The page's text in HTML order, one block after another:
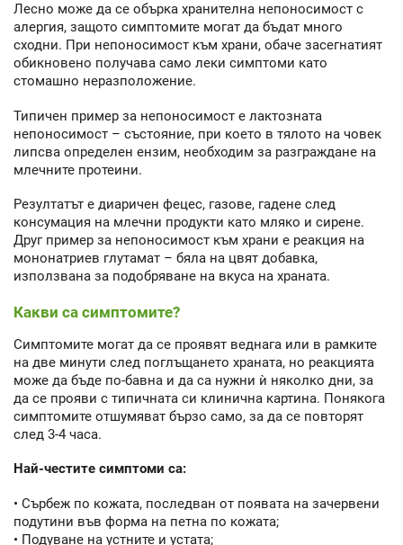
Лесно може да се обърка хранителна непоносимост с
алергия, защото симптомите могат да бъдат много
сходни. При непоносимост към храни, обаче засегнатият
обикновено получава само леки симптоми като
стомашно неразположение.
Типичен пример за непоносимост е лактозната
непоносимост – състояние, при което в тялото на човек
липсва определен ензим, необходим за разграждане на
млечните протеини.
Резултатът е диаричен фецес, газове, гадене след
консумация на млечни продукти като мляко и сирене.
Друг пример за непоносимост към храни е реакция на
мононатриев глутамат – бяла на цвят добавка,
използвана за подобряване на вкуса на храната.
Какви са симптомите?
Симптомите могат да се проявят веднага или в рамките
на две минути след поглъщането храната, но реакцията
може да бъде по-бавна и да са нужни ѝ няколко дни, за
да се прояви с типичната си клинична картина. Понякога
симптомите отшумяват бързо само, за да се повторят
след 3-4 часа.
Най-честите симптоми са:
• Сърбеж по кожата, последван от появата на зачервени
подутини във форма на петна по кожата;
• Подуване на устните и устата;